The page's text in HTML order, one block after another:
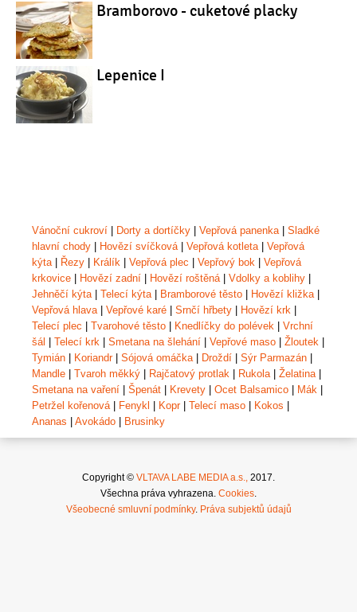
Bramborovo - cuketové placky
Lepenice I
Vánoční cukroví Dorty a dortíčky Vepřová panenka| Sladké
hlavní chody
Hovězí svíčková| Vepřová kotleta| Vepřová
kýta| Řezy Králík Vepřová plec Vepřový bok
Vepřová
krkovice
Hovězí zadní Hovězí roštěná| Vdolky a koblihy
Jehněčí kýta| Telecí kýta| Bramborové těsto Hovězí kližka|
Vepřová hlava| Vepřové karé Srnčí hřbety Hovězí krk
Telecí plec
Tvarohové těsto Knedlíčky do polévek
Vrchní
šál
Telecí krk Smetana na šlehání Vepřové maso Žloutek
Tymián
Koriandr| Sójová omáčka| Droždí Sýr Parmazán
Mandle
Tvaroh měkký Rajčatový protlak Rukola| Želatina|
Smetana na vaření
Špenát Krevety Ocet Balsamico Mák
Petržel kořenová| Fenykl Kopr| Telecí maso Kokos
Ananas
Avokádo Brusinky
Copyright © VLTAVA LABE MEDIA a.s., 2017.
Všechna práva vyhrazena. Cookies.
Všeobecné smluvní podmínky. Práva subjektů údajů